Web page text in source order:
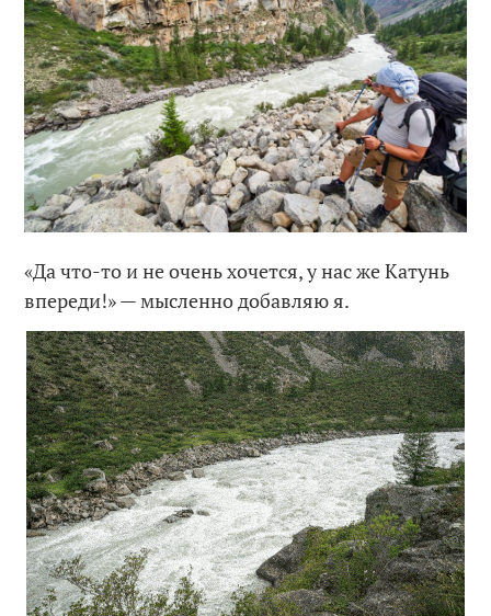
«Да что-то и не очень хочется, у нас же Катунь
впереди!» — мысленно добавляю я.